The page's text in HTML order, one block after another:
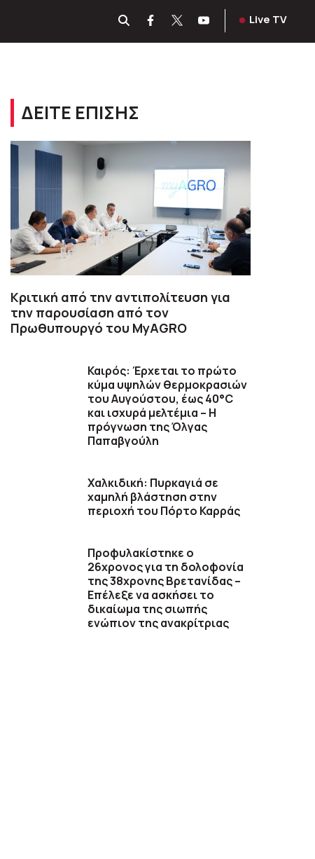
Live TV
ΔΕΙΤΕ ΕΠΙΣΗΣ
Κριτική από την αντιπολίτευση για
την παρουσίαση από τον
Πρωθυπουργό του MyAGRO
Καιρός: Έρχεται το πρώτο
κύμα υψηλών θερμοκρασιών
του Αυγούστου, έως 40°C
και ισχυρά μελτέμια – Η
πρόγνωση της Όλγας
Παπαβγούλη
Χαλκιδική: Πυρκαγιά σε
χαμηλή βλάστηση στην
περιοχή του Πόρτο Καρράς
Προφυλακίστηκε ο
26χρονος για τη δολοφονία
της 38χρονης Βρετανίδας –
Επέλεξε να ασκήσει το
δικαίωμα της σιωπής
ενώπιον της ανακρίτριας